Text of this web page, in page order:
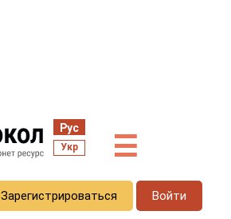
Рус
Укр ☰
Зарегистрироваться Войти